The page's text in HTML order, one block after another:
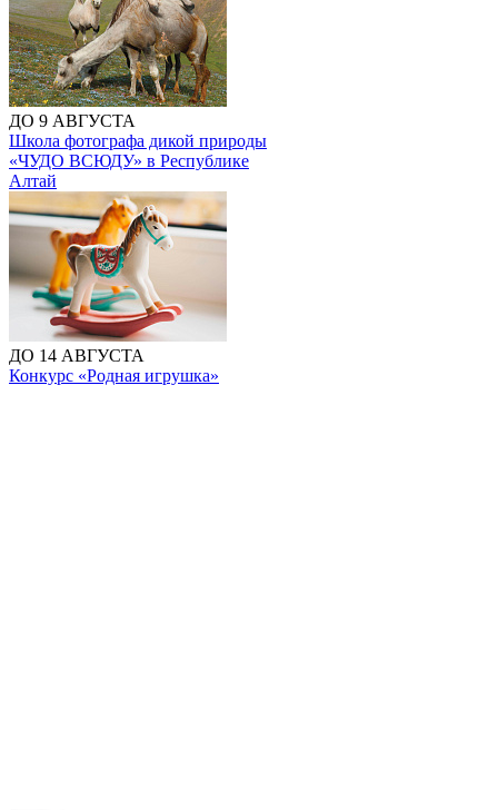
ДО 9 АВГУСТА
Школа фотографа дикой природы
«ЧУДО ВСЮДУ» в Республике
Алтай
ДО 14 АВГУСТА
Конкурс «Родная игрушка»